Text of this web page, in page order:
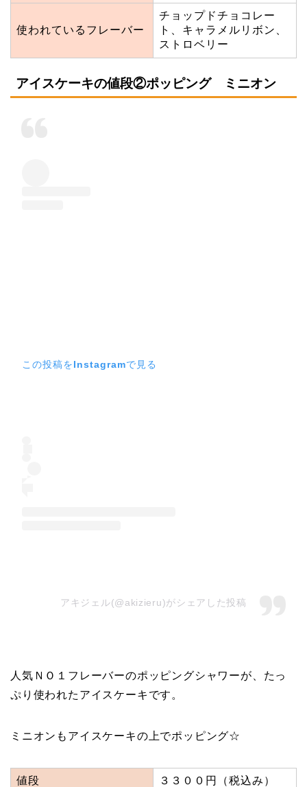
使われているフレーバー
チョップドチョコレー
ト、キャラメルリボン、
ストロベリー
アイスケーキの値段②ポッピング ミニオン
この投稿をInstagramで見る
アキジェル(@akizieru)がシェアした投稿
人気ＮＯ１フレーバーのポッピングシャワーが、たっ
ぷり使われたアイスケーキです。
ミニオンもアイスケーキの上でポッピング☆
値段 ３３００円（税込み）